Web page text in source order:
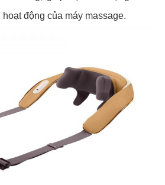
động của máy massage.